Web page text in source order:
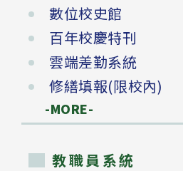
數位校史館
百年校慶特刊
雲端差勤系統
修繕填報(限校內)
-MORE-
教職員系統